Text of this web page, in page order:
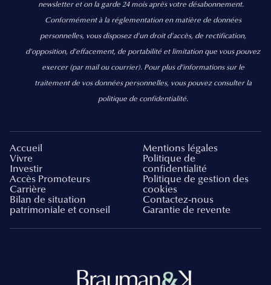
newsletter et on la garde 24 mois après votre désabonnement.
Conformément à la réglementation en matière de données
personnelles, vous disposez d'un droit d'accès, de rectification,
d’opposition, d’effacement, de portabilité et limitation que vous pouvez
exercer (par mail ou courrier). Pour plus d’informations sur le
traitement de vos données personnelles, vous pouvez consulter la
politique de confidentialité.
Accueil
Vivre
Investir
Accès Promoteurs
Carrière
Bilan de situation
patrimoniale et conseil
Mentions légales
Politique de
confidentialité
Politique de gestion des
cookies
Contactez-nous
Garantie de revente